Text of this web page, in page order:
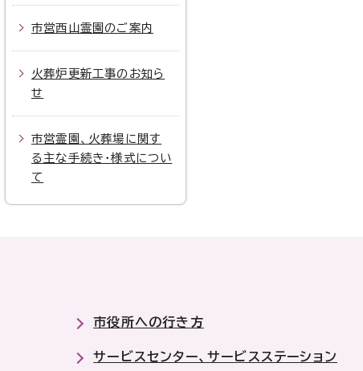
市営西山霊園のご案内
火葬炉更新工事のお知ら
せ
市営霊園、火葬場に関す
る主な手続き・様式につい
て
市役所への行き方
サービスセンター、サービスステーション